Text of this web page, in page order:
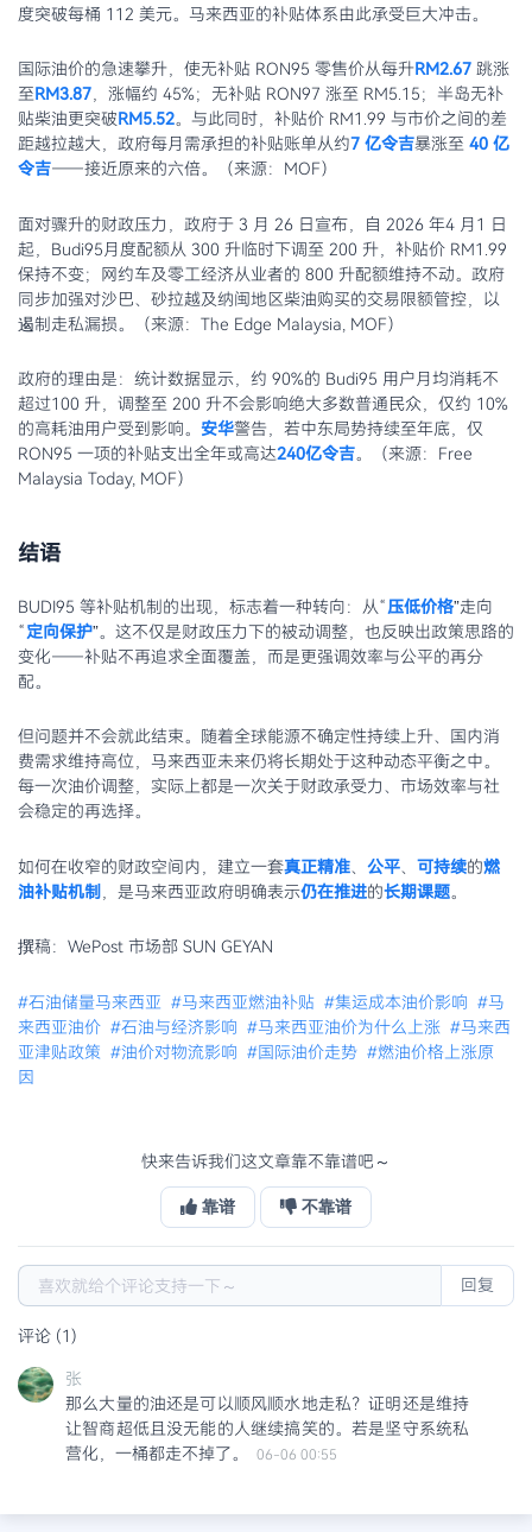
度突破每桶 112 美元。马来西亚的补贴体系由此承受巨大冲击。
国际油价的急速攀升，使无补贴 RON95 零售价从每升RM2.67 跳涨
至RM3.87 ，涨幅约 45%；无补贴 RON97 涨至 RM5.15；半岛无补
贴柴油更突破RM5.52。与此同时，补贴价 RM1.99 与市价之间的差
距越拉越大，政府每月需承担的补贴账单从约7 亿令吉暴涨至 40 亿
令吉——接近原来的六倍。（来源：MOF）
面对骤升的财政压力，政府于 3 月 26 日宣布，自 2026 年4 月1 日
起，Budi95月度配额从 300 升临时下调至 200 升，补贴价 RM1.99
保持不变；网约车及零工经济从业者的 800 升配额维持不动。政府
同步加强对沙巴、砂拉越及纳闽地区柴油购买的交易限额管控，以
遏制走私漏损。（来源：The Edge Malaysia, MOF）
政府的理由是：统计数据显示，约 90%的 Budi95 用户月均消耗不
超过100 升，调整至 200 升不会影响绝大多数普通民众，仅约 10%
的高耗油用户受到影响。 安华警告，若中东局势持续至年底，仅
RON95 一项的补贴支出全年或高达240亿令吉。（来源：Free
Malaysia Today, MOF）
结语
BUDI95 等补贴机制的出现，标志着一种转向：从“压低价格”走向
“定向保护”。这不仅是财政压力下的被动调整，也反映出政策思路的
变化——补贴不再追求全面覆盖，而是更强调效率与公平的再分
配。
但问题并不会就此结束。随着全球能源不确定性持续上升、国内消
费需求维持高位，马来西亚未来仍将长期处于这种动态平衡之中。
每一次油价调整，实际上都是一次关于财政承受力、市场效率与社
会稳定的再选择。
如何在收窄的财政空间内，建立一套真正精准、 公平、 可持续的燃
油补贴机制
，是马来西亚政府明确表示仍在推进的长期课题。
撰稿：WePost 市场部 SUN GEYAN
#石油储量马来西亚 #马来西亚燃油补贴 #集运成本油价影响 #马
来西亚油价 #石油与经济影响 #马来西亚油价为什么上涨 #马来西
亚津贴政策 #油价对物流影响 #国际油价走势 #燃油价格上涨原
因
快来告诉我们这文章靠不靠谱吧～
靠谱 不靠谱
回复
评论 (1)
张
那么大量的油还是可以顺风顺水地走私？证明还是维持
让智商超低且没无能的人继续搞笑的。若是坚守系统私
营化，一桶都走不掉了。
06-06 00:55